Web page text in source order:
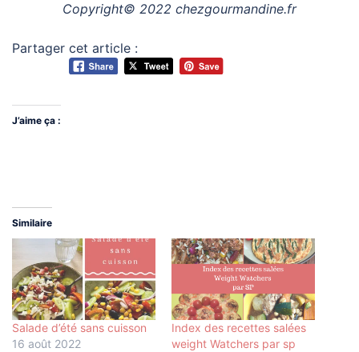
Copyright© 2022 chezgourmandine.fr
Partager cet article :
J’aime ça :
Similaire
Salade d’été sans cuisson
16 août 2022
Index des recettes salées
weight Watchers par sp